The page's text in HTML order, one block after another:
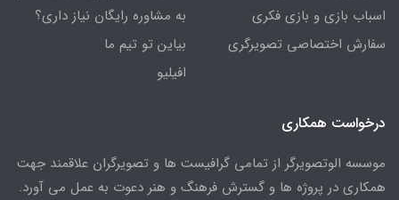
اسباب بازی و بازی فکری
سفارش اختصاصی تصویرگری
به مشاوره رایگان نیاز داری؟
بیاین تو تیم ما
افیلیو
درخواست همکاری
موسسه الوتصویرگر از تمامی گرافیست ها و تصویرگران علاقمند جهت
همکاری در پروژه ها و گسترش فرهنگ و هنر دعوت به عمل می آورد.